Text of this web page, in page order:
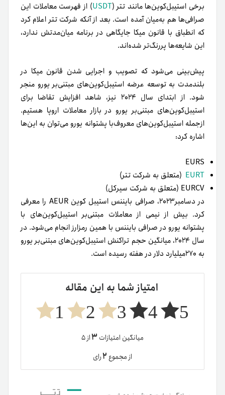
برخی استیبل‌کوین‌ها مانند تتر (USDT) از فهرست معاملات این
صرافی‌ها هم به‌میان آمده است. بعد از آنکه شرکت تتر اعلام کرد
که انطباق با قانون میکا جایگاهی در برنامه میان‌مدتش ندارد،
این شایعه‌ها پررنگ‌تر شده‌اند.
پیش‌بینی می‌شود که تصویب و اجرایی شدن قانون میکا در
بلند‌مدت به توسعه عرضه استیبل‌کوین‌های مبتنی‌بر یورو منجر
شود. از ابتدای سال ۲۰۲۴ نیز، شاهد افزایش تقاضا برای
استیبل‌کوین‌های مبتنی‌بر یورو در بازار معاملات اروپا هستیم.
از‌جمله استیبل‌کوین‌های معروف‌با پشتوانه یورو می‌توان به این‌ها
اشاره کرد:
EURS
EURT (متعلق به شرکت تتر)
EURCV (متعلق به شرکت سیرکل)
در دسامبر۲۰۲۳، صرافی بایننس استیبل کوین AEUR را معرفی
کرد. بیش از نیمی از معاملات مبتنی‌بر استیبل‌کوین‌های با
پشتوانه یورو در صرافی بایننس با همین رمزارز انجام می‌شود. در
سال ۲۰۲۴، میانگین حجم تراکنش استیبل‌کوین‌های مبتنی‌بر یورو
به ۲۷۰میلیارد دلار در هفته رسیده است.
امتیاز شما به این مقاله
5
4
3
2
1
میانگین امتیازات۳از ۵
از مجموع۲رای